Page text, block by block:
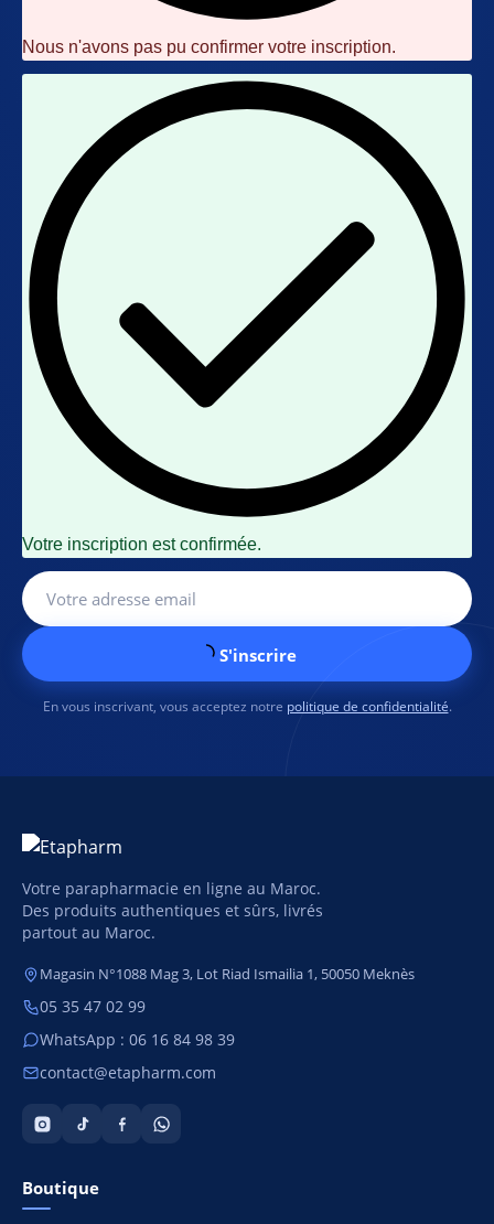
Nous n'avons pas pu confirmer votre inscription.
Votre inscription est confirmée.
S'inscrire
En vous inscrivant, vous acceptez notre politique de confidentialité.
Votre parapharmacie en ligne au Maroc.
Des produits authentiques et sûrs, livrés
partout au Maroc.
Magasin N°1088 Mag 3, Lot Riad Ismailia 1, 50050 Meknès
05 35 47 02 99
WhatsApp : 06 16 84 98 39
contact@etapharm.com
Boutique